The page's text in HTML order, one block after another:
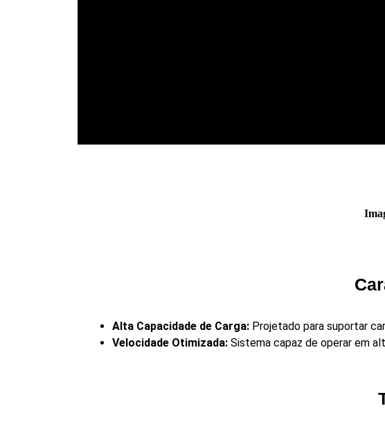
Alta Capacidade de Carga: Projetado para suportar
Velocidade Otimizada: Sistema capaz de operar em